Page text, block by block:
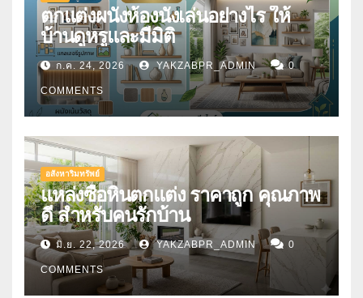
ตกแต่งผนังห้องนั่งเล่นอย่างไร ให้
บ้านดูหรูและมีมิติ
ก.ค. 24, 2026 YAKZABPR_ADMIN 0
COMMENTS
อสังหาริมทรัพย์
แหล่งซื้อหินตกแต่ง ราคาถูก คุณภาพ
ดี สำหรับคนรักบ้าน
มิ.ย. 22, 2026 YAKZABPR_ADMIN 0
COMMENTS